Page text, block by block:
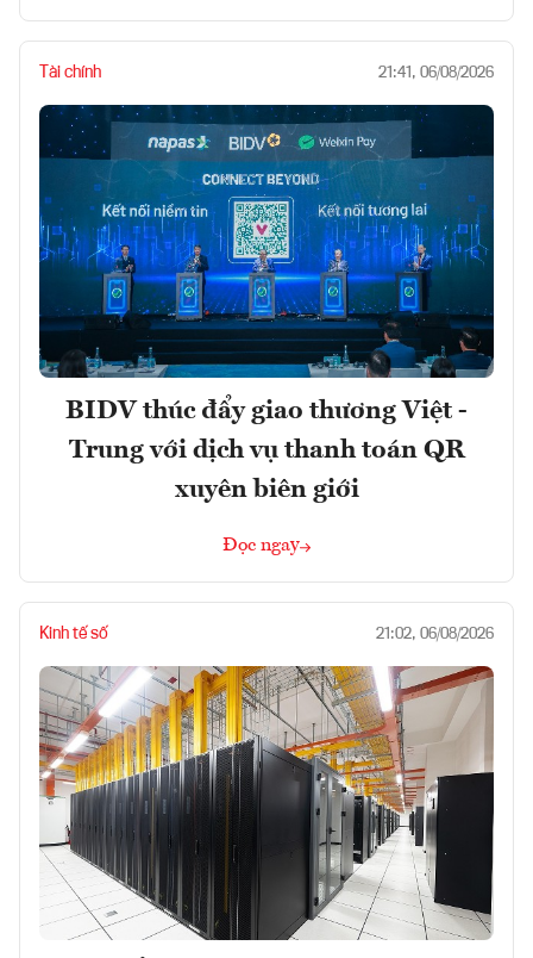
Tài chính 21:41, 06/08/2026
BIDV thúc đẩy giao thương Việt -
Trung với dịch vụ thanh toán QR
xuyên biên giới
Đọc ngay
Kinh tế số 21:02, 06/08/2026